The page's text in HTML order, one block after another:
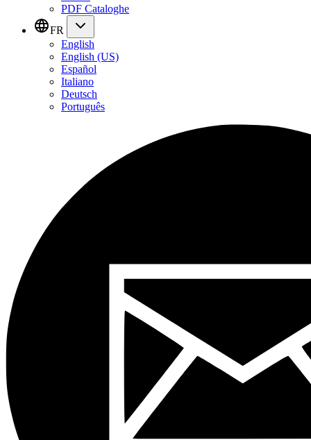
PDF Cataloghe
FR
English
English (US)
Español
Italiano
Deutsch
Português